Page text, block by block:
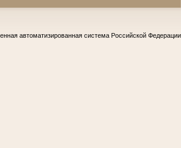
автоматизированная система Российской